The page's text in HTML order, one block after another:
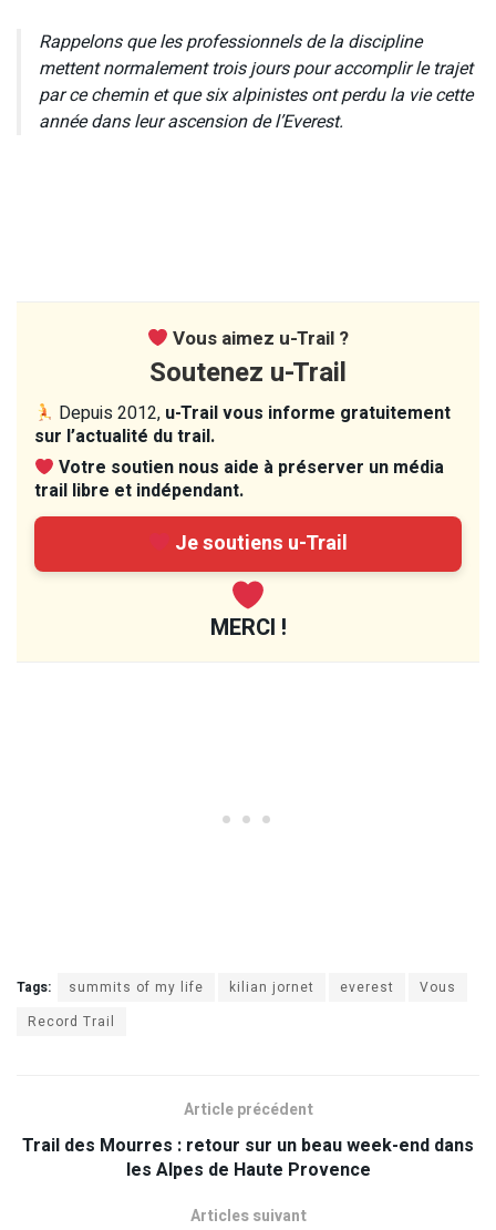
Rappelons que les professionnels de la discipline
mettent normalement trois jours pour accomplir le trajet
par ce chemin et que six alpinistes ont perdu la vie cette
année dans leur ascension de l’Everest.
Vous aimez u-Trail ?
Soutenez u-Trail
Depuis 2012, u-Trail vous informe gratuitement
sur l’actualité du trail.
Votre soutien nous aide à préserver un média
trail libre et indépendant.
Je soutiens u-Trail
MERCI !
Tags: summits of my life kilian jornet everest
Vous
Record Trail
Article précédent
Trail des Mourres : retour sur un beau week-end dans
les Alpes de Haute Provence
Articles suivant